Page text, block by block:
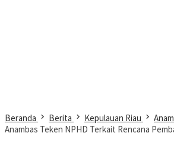
Beranda Berita Kepulauan Riau
Anambas Teken NPHD Terkait Rencana